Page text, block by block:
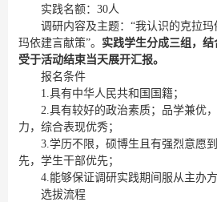
实践名额：30人
调研内容及主题：“我认识的克拉
玛依建言献策”。 实践学生分成三组，
受于活动结束当天展开汇报。
报名条件
1.具有中华人民共和国国籍；
2.具有较好的政治素质；品学兼优
力，综合表现优秀；
3.学历不限，硕博生且有强烈意愿
先，学生干部优先；
4.能够保证调研实践期间服从主办
选拔流程